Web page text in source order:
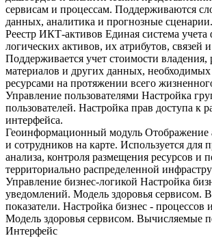
сервисам и процессам. Поддерживаются
данных, аналитика и прогнозные сценарии.
Реестр ИКТ-активов Единая система учета
логических активов, их атрибутов, связей и
Поддерживается учет стоимости владения,
материалов и других данных,
ресурсами на протяжении всего
Управление пользователями Настройка
пользователей. Настройка прав доступа к
интерфейса.
Геоинформационный модуль Отображение
и сотрудников на карте. Используется для
анализа, контроля размещения ресурсов и
территориально распределенной
Управление бизнес-логикой Настройка
уведомлений. Модель здоровья сервисом.
показатели. Настройка бизнес - процессов
Модель здоровья сервисом. Вычисляемые
Интерфейс